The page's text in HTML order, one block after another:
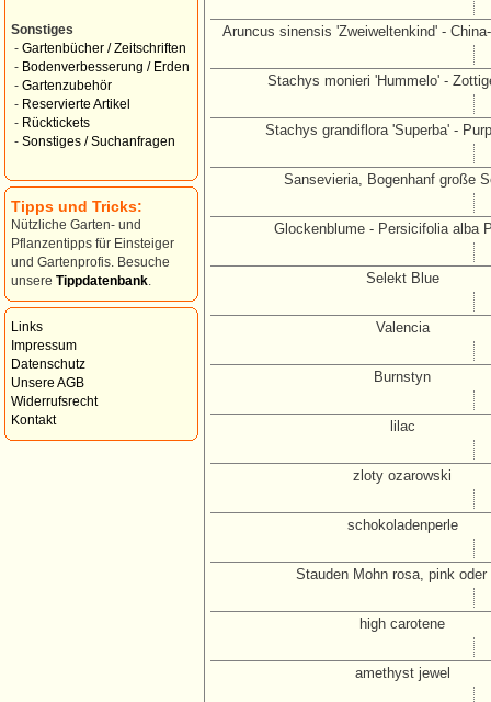
Sonstiges
- Gartenbücher / Zeitschriften
- Bodenverbesserung / Erden
- Gartenzubehör
- Reservierte Artikel
- Rücktickets
- Sonstiges / Suchanfragen
Tipps und Tricks:
Nützliche Garten- und
Pflanzentipps für Einsteiger
und Gartenprofis. Besuche
unsere Tippdatenbank
Links
Impressum
Datenschutz
Unsere AGB
Widerrufsrecht
Kontakt
Aruncus sinensis 'Zweiweltenkind' -
Stachys monieri 'Hummelo' -
Stachys grandiflora 'Superba' -
Sansevieria, Bogenhanf große
Glockenblume - Persicifolia alba
Selekt Blue
Valencia
Burnstyn
lilac
zloty ozarowski
schokoladenperle
Stauden Mohn rosa, pink oder
high carotene
amethyst jewel